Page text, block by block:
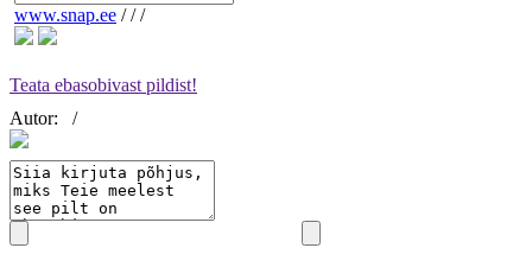
www.snap.ee / / /
Teata ebasobivast pildist!
Autor:
/